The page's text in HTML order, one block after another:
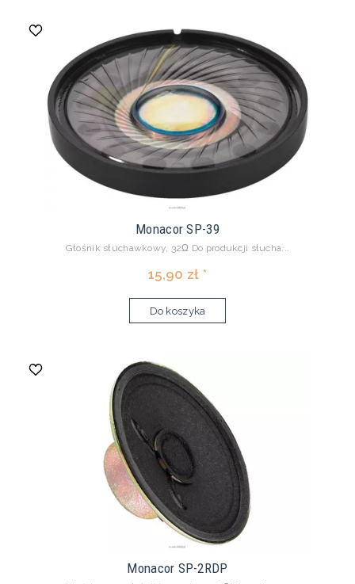
Monacor SP-39
Głośnik słuchawkowy, 32Ω Do produkcji słucha...
15,90 zł *
Do koszyka
Monacor SP-2RDP